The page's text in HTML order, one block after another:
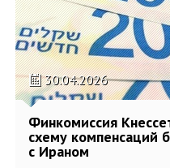
30.04.2026
Финкомиссия
схему компенсаций
с Ираном